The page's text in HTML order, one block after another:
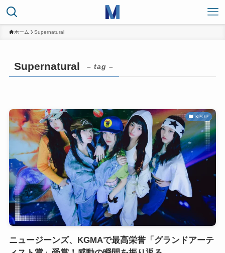
ホーム Supernatural
Supernatural – tag –
KPOP
ニュージーンズ、KGMAで最高栄誉「グランドアーテ